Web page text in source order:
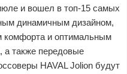
и вошел в топ-15 самых
динамичным дизайном,
комфорта и оптимальным
а также передовые
HAVAL Jolion будут